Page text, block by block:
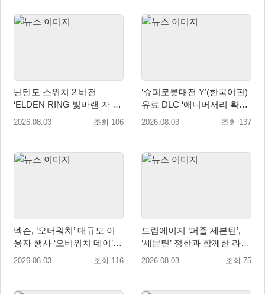
닌텐도 스위치 2 버전
‘ELDEN RING 빛바랜 자 에
디션’ 패키지 선주문 판매 8
2026.08.03 조회 106
‘슈퍼로봇대전 Y’(한국어판)
유료 DLC ‘애니버서리 확장
팩’ 8월 5일(수) 판매 시작!
2026.08.03 조회 137
넥슨, ‘오버워치’ 대규모 이
용자 행사 ‘오버워치 데이’ 8
월 22·23일 개최!
2026.08.03 조회 116
드림에이지 ‘퍼즐 세븐틴’,
‘세븐틴’ 정한과 함께한 라이
브 방송 성료
2026.08.03 조회 75